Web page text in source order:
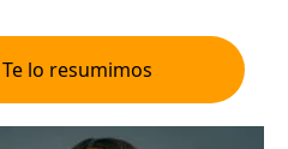
Te lo resumimos